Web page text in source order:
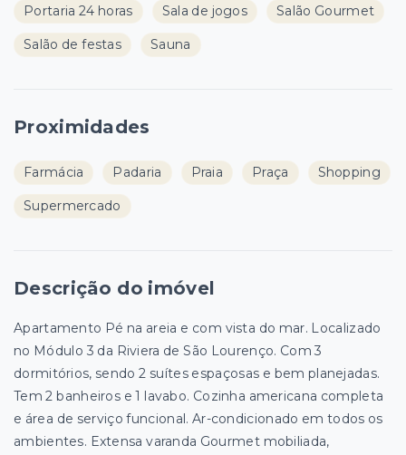
Portaria 24 horas Sala de jogos Salão Gourmet
Salão de festas Sauna
Proximidades
Farmácia Padaria Praia Praça Shopping
Supermercado
Descrição do imóvel
Apartamento Pé na areia e com vista do mar. Localizado
no Módulo 3 da Riviera de São Lourenço. Com 3
dormitórios, sendo 2 suítes espaçosas e bem planejadas.
Tem 2 banheiros e 1 lavabo. Cozinha americana completa
e área de serviço funcional. Ar-condicionado em todos os
ambientes. Extensa varanda Gourmet mobiliada,